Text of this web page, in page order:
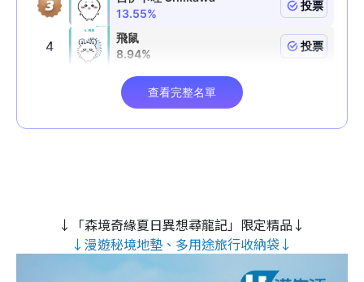
↓「森境奇緣夏日異想尋龍記」限定精品↓
↓漫遊秘境地墊、多用途旅行收納袋↓